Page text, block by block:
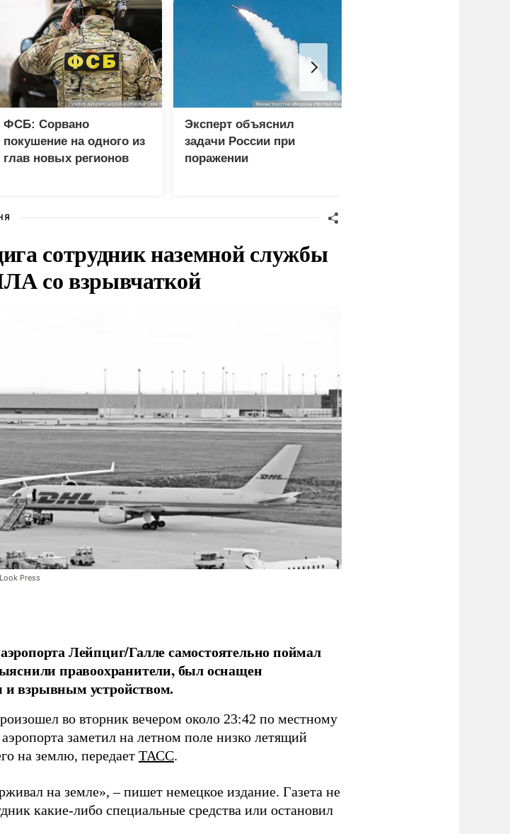
ФСБ: Сорвано
покушение на одного из
глав новых регионов
Эксперт объяснил
задачи России при
поражении
сотрудник наземной службы
со взрывчаткой
Press
Лейпциг/Галле самостоятельно поймал
правоохранители, был оснащен
взрывным устройством.
во вторник вечером около 23:42 по местному
заметил на летном поле низко летящий
на землю, передает ТАСС.
на земле», – пишет немецкое издание. Газета не
какие-либо специальные средства или остановил